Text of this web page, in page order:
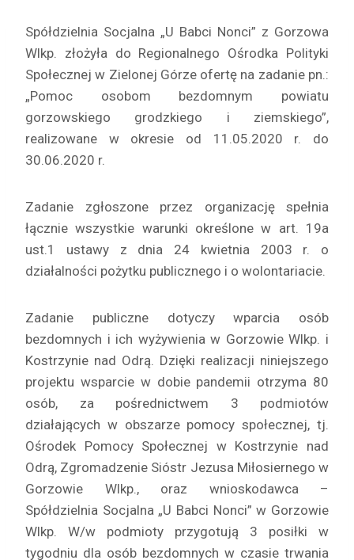
Spółdzielnia Socjalna „U Babci Nonci” z Gorzowa
Wlkp. złożyła do Regionalnego Ośrodka Polityki
Społecznej w Zielonej Górze ofertę na zadanie pn.:
„Pomoc osobom bezdomnym powiatu
gorzowskiego grodzkiego i ziemskiego”,
realizowane w okresie od 11.05.2020 r. do
30.06.2020 r.
Zadanie zgłoszone przez organizację spełnia
łącznie wszystkie warunki określone w art. 19a
ust.1 ustawy z dnia 24 kwietnia 2003 r. o
działalności pożytku publicznego i o wolontariacie.
Zadanie publiczne dotyczy wparcia osób
bezdomnych i ich wyżywienia w Gorzowie Wlkp. i
Kostrzynie nad Odrą. Dzięki realizacji niniejszego
projektu wsparcie w dobie pandemii otrzyma 80
osób, za pośrednictwem 3 podmiotów
działających w obszarze pomocy społecznej, tj.
Ośrodek Pomocy Społecznej w Kostrzynie nad
Odrą, Zgromadzenie Sióstr Jezusa Miłosiernego w
Gorzowie Wlkp., oraz wnioskodawca –
Spółdzielnia Socjalna „U Babci Nonci” w Gorzowie
Wlkp. W/w podmioty przygotują 3 posiłki w
tygodniu dla osób bezdomnych w czasie trwania